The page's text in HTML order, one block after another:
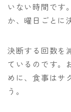
いない時間です
か、曜日ごとに
決断する回数を
ているのです。
めに、食事はサ
う。